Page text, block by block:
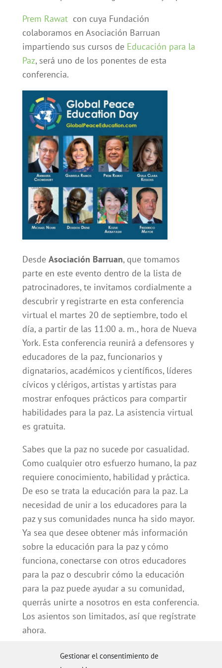
Gestionar el consentimiento de
Prem Rawatcon cuya Fundación
colaboramos en Asociación Barruan
impartiendo sus cursos de Educación para la
Paz, será uno de los ponentes de esta
conferencia.
Desde Asociación Barruan, que tomamos
parte en este evento dentro de la lista de
patrocinadores, te invitamos cordialmente a
descubrir y registrarte en esta conferencia
virtual el martes 20 de septiembre, todo el
día, a partir de las 11:00 a. m., hora de Nueva
York. Esta conferencia reunirá a defensores y
educadores de la paz, funcionarios y
dignatarios, académicos y científicos, líderes
cívicos y clérigos, artistas y artistas para
mostrar enfoques prácticos para compartir
habilidades para la paz. La asistencia virtual
es gratuita.
Sabes que la paz no sucede por casualidad.
Como cualquier otro esfuerzo humano, la paz
requiere conocimiento, habilidad y práctica.
De eso se trata la educación para la paz. La
necesidad de unir a los educadores para la
paz y sus comunidades nunca ha sido mayor.
Ya sea que desee obtener más información
sobre la educación para la paz y cómo
funciona, conectarse con otros educadores
para la paz o descubrir cómo la educación
para la paz puede ayudar a su comunidad,
querrás unirte a nosotros en esta conferencia.
Los asientos son limitados, así que regístrate
ahora.
Registración gratuita e información de